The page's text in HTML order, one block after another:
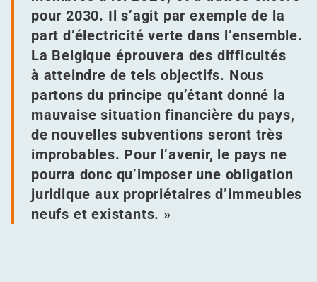
pour 2030. Il s’agit par exemple de la
part d’électricité verte dans l’ensemble.
La Belgique éprouvera des difficultés
à atteindre de tels objectifs. Nous
partons du principe qu’étant donné la
mauvaise situation financière du pays,
de nouvelles subventions seront très
improbables. Pour l’avenir, le pays ne
pourra donc qu’imposer une obligation
juridique aux propriétaires d’immeubles
neufs et existants. »